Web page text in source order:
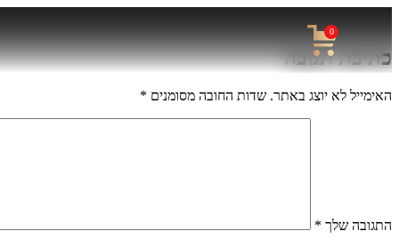
0
כתיבת תגובה
האימייל לא יוצג באתר. שדות החובה מסומנים *
התגובה שלך *